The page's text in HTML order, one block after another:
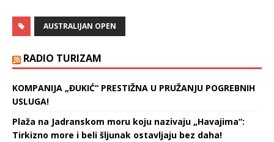
počinje 17. januara, a
organizatori su danas
igrača nosioca u obe
konkurencije. Iza srpskog
Medvedev (Rusija),
Aleksandar Zverev
(Nemačka), Stefanos
Cicipas (Grčka), Andrej…
AUSTRALIJAN OPEN
RADIO TURIZAM
KOMPANIJA „ĐUKIĆ“ PRESTIŽNA U PRUŽANJU POGREBNIH
USLUGA!
Plaža na Jadranskom moru koju nazivaju „Havajima“:
Tirkizno more i beli šljunak ostavljaju bez daha!